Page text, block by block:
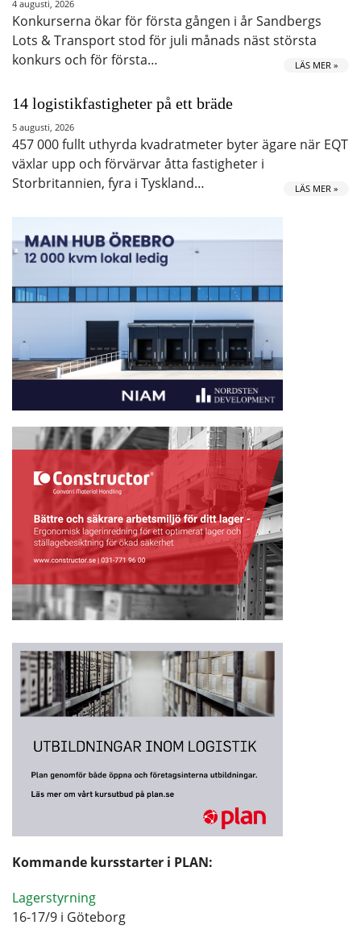
4 augusti, 2026
Konkurserna ökar för första gången i år Sandbergs
Lots & Transport stod för juli månads näst största
konkurs och för första…
LÄS MER »
14 logistikfastigheter på ett bräde
5 augusti, 2026
457 000 fullt uthyrda kvadratmeter byter ägare när EQT
växlar upp och förvärvar åtta fastigheter i
Storbritannien, fyra i Tyskland…
LÄS MER »
Kommande kursstarter i PLAN:
Lagerstyrning
16-17/9 i Göteborg